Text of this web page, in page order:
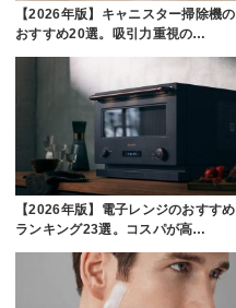
【2026年版】キャニスター掃除機の
おすすめ20選。吸引力重視の…
【2026年版】電子レンジのおすすめ
ランキング23選。コスパが高…